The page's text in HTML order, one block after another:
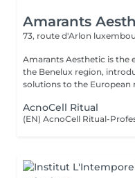
Amarants
73, route d'Arlon
Amarants Aesthetic is the
the Benelux region,
solutions to the European
AcnoCell Ritual